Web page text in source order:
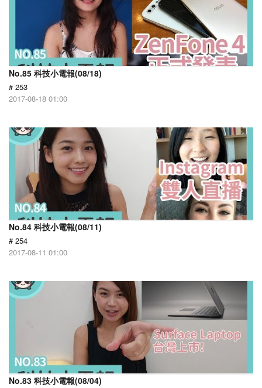
No.85 科技小電報(08/18)
# 253
2017-08-18 01:00
No.84 科技小電報(08/11)
# 254
2017-08-11 01:00
No.83 科技小電報(08/04)